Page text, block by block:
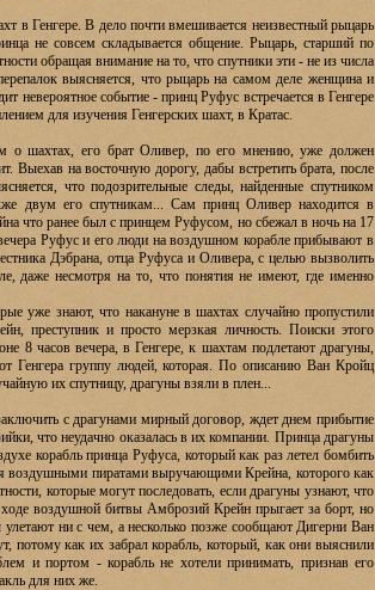
в Генгере. В дело почти вмешивается неизвестный рыцарь
не совсем складывается общение. Рыцарь, старший по
обращая внимание на то, что спутники эти - не из числа
выясняется, что рыцарь на самом деле женщина и
невероятное событие - принц Руфус встречается в Генгере
для изучения Генгерских шахт, в Кратас.
о шахтах, его брат Оливер, по его мнению, уже должен
Выехав на восточную дорогу, дабы встретить брата, после
что подозрительные следы, найденные спутником
двум его спутникам... Сам принц Оливер находится в
что ранее был с принцем Руфусом, но сбежал в ночь на 17
Руфус и его люди на воздушном корабле прибывают в
Дэбрана, отца Руфуса и Оливера, с целью вызволить
даже несмотря на то, что понятия не имеют, где именно
уже знают, что накануне в шахтах случайно пропустили
преступник и просто мерзкая личность. Поиски этого
8 часов вечера, в Генгере, к шахтам подлетают драгуны,
Генгера группу людей, которая. По описанию Ван Кройц
их спутницу, драгуны взяли в плен...
с драгунами мирный договор, ждет днем прибытие
что неудачно оказалась в их компании. Принца драгуны
корабль принца Руфуса, который как раз летел бомбить
воздушными пиратами выручающими Крейна, которого как
которые могут последовать, если драгуны узнают, что
воздушной битвы Амброзий Крейн прыгает за борт, но
ни с чем, а несколько позже сообщают Дигерни Ван
потому как их забрал корабль, который, как они выяснили
и портом - корабль не хотели принимать, признав его
для них же.